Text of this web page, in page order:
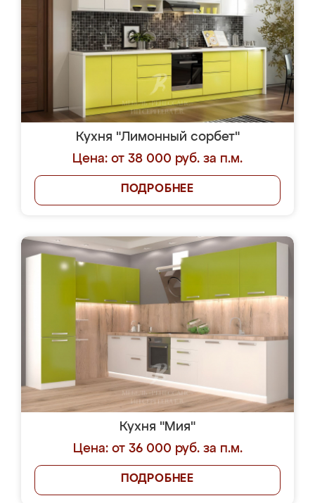
Кухня "Лимонный сорбет"
Цена: от 38 000 руб. за п.м.
ПОДРОБНЕЕ
Кухня "Мия"
Цена: от 36 000 руб. за п.м.
ПОДРОБНЕЕ